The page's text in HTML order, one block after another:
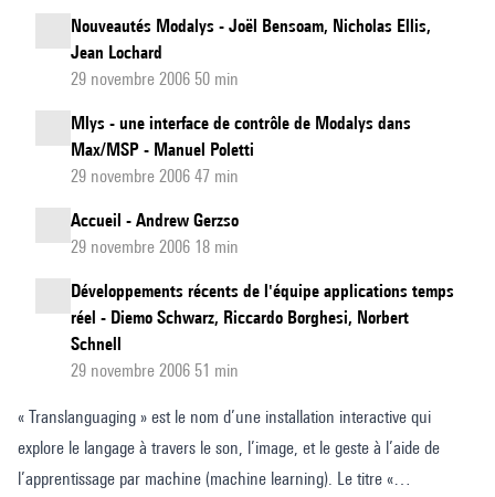
Nouveautés Modalys - Joël Bensoam, Nicholas Ellis,
Jean Lochard
29 novembre 2006 50 min
Mlys - une interface de contrôle de Modalys dans
Max/MSP - Manuel Poletti
29 novembre 2006 47 min
Accueil - Andrew Gerzso
29 novembre 2006 18 min
Développements récents de l'équipe applications temps
réel - Diemo Schwarz, Riccardo Borghesi, Norbert
Schnell
29 novembre 2006 51 min
« Translanguaging » est le nom d’une installation interactive qui
explore le langage à travers le son, l’image, et le geste à l’aide de
l’apprentissage par machine (machine learning). Le titre «